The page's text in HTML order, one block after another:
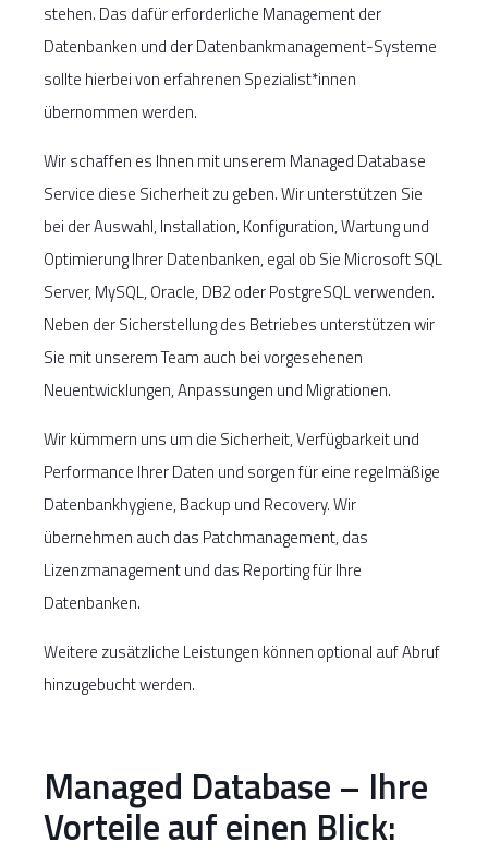
stehen. Das dafür erforderliche Management der
Datenbanken und der Datenbankmanagement-Systeme
sollte hierbei von erfahrenen Spezialist*innen
übernommen werden.
Wir schaffen es Ihnen mit unserem Managed Database
Service diese Sicherheit zu geben. Wir unterstützen Sie
bei der Auswahl, Installation, Konfiguration, Wartung und
Optimierung Ihrer Datenbanken, egal ob Sie Microsoft SQL
Server, MySQL, Oracle, DB2 oder PostgreSQL verwenden.
Neben der Sicherstellung des Betriebes unterstützen wir
Sie mit unserem Team auch bei vorgesehenen
Neuentwicklungen, Anpassungen und Migrationen.
Wir kümmern uns um die Sicherheit, Verfügbarkeit und
Performance Ihrer Daten und sorgen für eine regelmäßige
Datenbankhygiene, Backup und Recovery. Wir
übernehmen auch das Patchmanagement, das
Lizenzmanagement und das Reporting für Ihre
Datenbanken.
Weitere zusätzliche Leistungen können optional auf Abruf
hinzugebucht werden.
Managed Database – Ihre
Vorteile auf einen Blick: